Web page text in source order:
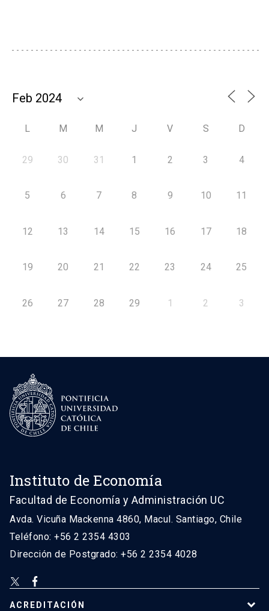
L M M J V S D
29 30 31 1 2 3 4
5 6 7 8 9 10 11
12 13 14 15 16 17 18
19 20 21 22 23 24 25
26 27 28 29 1 2 3
Instituto de Economía
Facultad de Economía y Administración UC
Avda. Vicuña Mackenna 4860, Macul. Santiago, Chile
Teléfono: +56 2 2354 4303
Dirección de Postgrado: +56 2 2354 4028
ACREDITACIÓN